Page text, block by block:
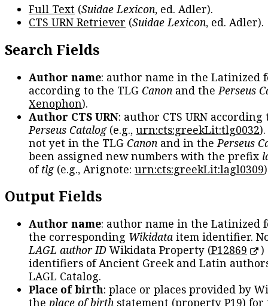
Full Text (Suidae Lexicon, ed. Adler).
CTS URN Retriever (Suidae Lexicon, ed. Adler).
Search Fields
Author name: author name in the Latinized
according to the TLG Canon and thePerseus
Xenophon).
Author CTS URN: author CTS URN according
Perseus Catalog(e.g., urn:cts:greekLit:tlg0032
not yet in the TLG Canon and in thePerseus
been assigned new numbers with the prefix
oftlg(e.g., Arignote: urn:cts:greekLit:lagl0309
Output Fields
Author name: author name in the Latinized
the corresponding Wikidata item identifier.
LAGL author IDWikidata Property (P12869
)
identifiers of Ancient Greek and Latin
LAGL Catalog.
Place of birth: place or places provided by
the place of birth statement (property P19) for